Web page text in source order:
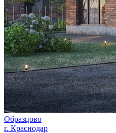
Образцово
г. Краснодар